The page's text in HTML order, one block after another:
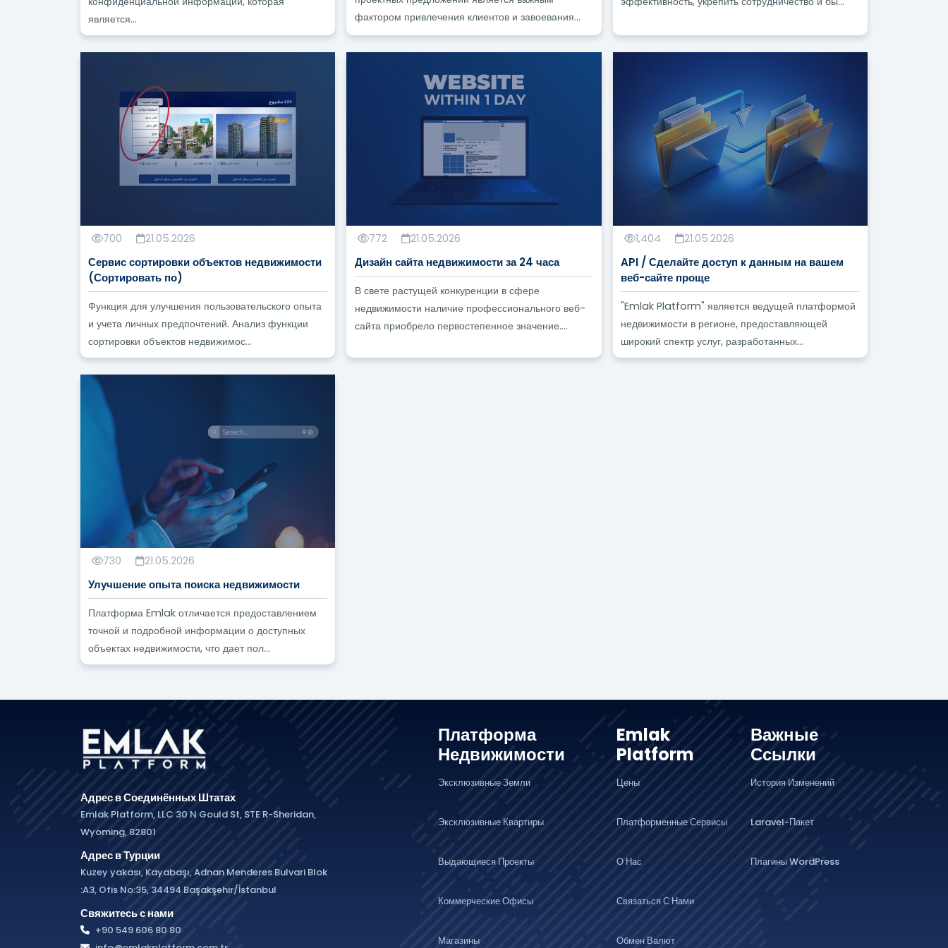
является...
фактором привлечения клиентов и завоевания...
700 21.05.2026
Сервис сортировки объектов недвижимости
(Сортировать по)
Функция для улучшения пользовательского опыта
и учета личных предпочтений. Анализ функции
сортировки объектов недвижимос...
772 21.05.2026
Дизайн сайта недвижимости за 24 часа
В свете растущей конкуренции в сфере
недвижимости наличие профессионального веб-
сайта приобрело первостепенное значение....
1,404 21.05.2026
API / Сделайте доступ к данным на вашем
веб-сайте проще
"Emlak Platform" является ведущей платформой
недвижимости в регионе, предоставляющей
широкий спектр услуг, разработанных...
730 21.05.2026
Улучшение опыта поиска недвижимости
Платформа Emlak отличается предоставлением
точной и подробной информации о доступных
объектах недвижимости, что дает пол...
Адрес в Соединённых Штатах
Emlak Platform, LLC 30 N Gould St, STE R-Sheridan,
Wyoming, 82801
Адрес в Турции
Kuzey yakası, Kayabaşı, Adnan Menderes Bulvari Blok
:A3, Ofis No:35, 34494 Başakşehir/İstanbul
Свяжитесь с нами
+90 549 606 80 80
Платформа
Недвижимости
Эксклюзивные Земли
Эксклюзивные Квартиры
Выдающиеся Проекты
Коммерческие Офисы
Магазины
Emlak
Platform
Цены
Платформенные Сервисы
О Нас
Связаться С Нами
Обмен Валют
Важные
Ссылки
История Изменений
Laravel-Пакет
Плагины WordPress